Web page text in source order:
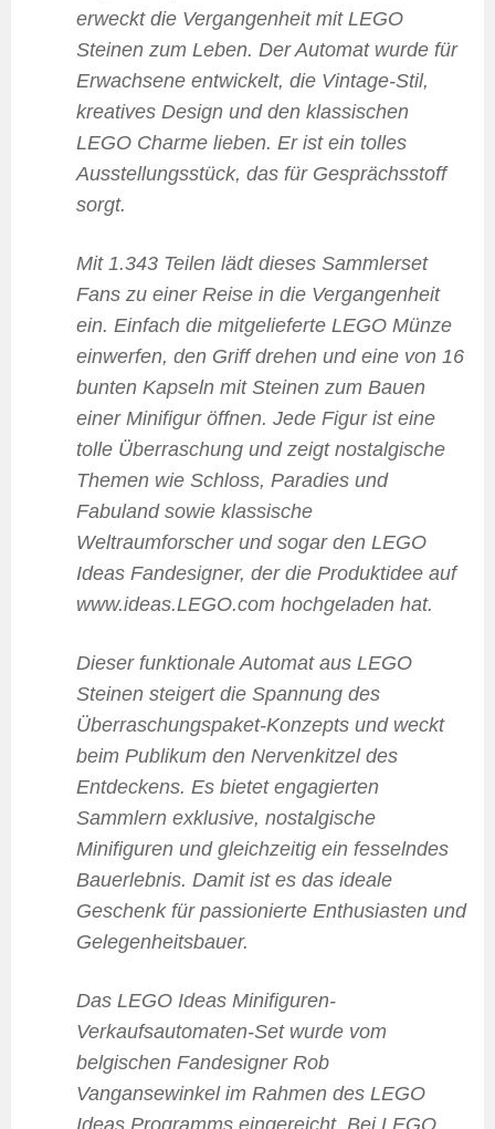
erweckt die Vergangenheit mit LEGO
Steinen zum Leben. Der Automat wurde für
Erwachsene entwickelt, die Vintage-Stil,
kreatives Design und den klassischen
LEGO Charme lieben. Er ist ein tolles
Ausstellungsstück, das für Gesprächsstoff
sorgt.
Mit 1.343 Teilen lädt dieses Sammlerset
Fans zu einer Reise in die Vergangenheit
ein. Einfach die mitgelieferte LEGO Münze
einwerfen, den Griff drehen und eine von 16
bunten Kapseln mit Steinen zum Bauen
einer Minifigur öffnen. Jede Figur ist eine
tolle Überraschung und zeigt nostalgische
Themen wie Schloss, Paradies und
Fabuland sowie klassische
Weltraumforscher und sogar den LEGO
Ideas Fandesigner, der die Produktidee auf
www.ideas.LEGO.com hochgeladen hat.
Dieser funktionale Automat aus LEGO
Steinen steigert die Spannung des
Überraschungspaket-Konzepts und weckt
beim Publikum den Nervenkitzel des
Entdeckens. Es bietet engagierten
Sammlern exklusive, nostalgische
Minifiguren und gleichzeitig ein fesselndes
Bauerlebnis. Damit ist es das ideale
Geschenk für passionierte Enthusiasten und
Gelegenheitsbauer.
Das LEGO Ideas Minifiguren-
Verkaufsautomaten-Set wurde vom
belgischen Fandesigner Rob
Vangansewinkel im Rahmen des LEGO
Ideas Programms eingereicht. Bei LEGO